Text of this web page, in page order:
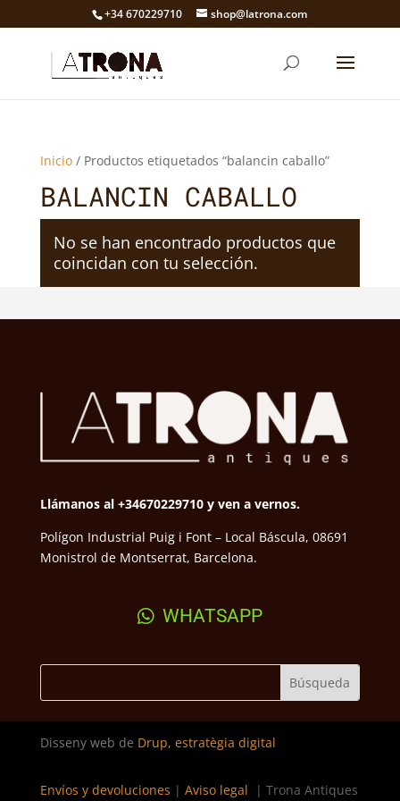
+34 670229710 shop@latrona.com
Inicio/ Productos etiquetados “balancin caballo”
BALANCIN CABALLO
No se han encontrado productos que
coincidan con tu selección.
Llámanos al +34670229710 y ven a vernos.
Polígon Industrial Puig i Font – Local Báscula, 08691
Monistrol de Montserrat, Barcelona.
WHATSAPP
Disseny web de Drup, estratègia digital
Envíos y devoluciones | Aviso legal | Trona Antiques